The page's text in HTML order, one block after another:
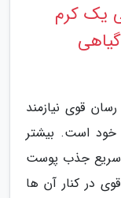
یک کرم
قوی نیازمند
خود است. بیشتر
سریع جذب پوست
در کنار آن ها